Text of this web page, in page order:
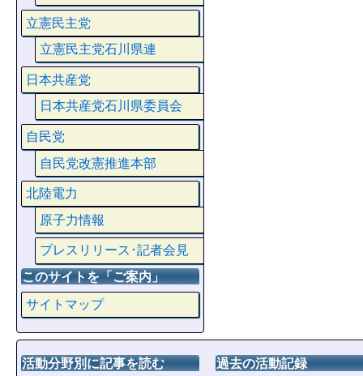
立憲民主党
立憲民主党石川県連
日本共産党
日本共産党石川県委員会
自民党
自民党改憲推進本部
北陸電力
原子力情報
プレスリリース･記者会見
このサイトを「ご案内」
サイトマップ
活動分野別に記事を読む 過去の活動記録